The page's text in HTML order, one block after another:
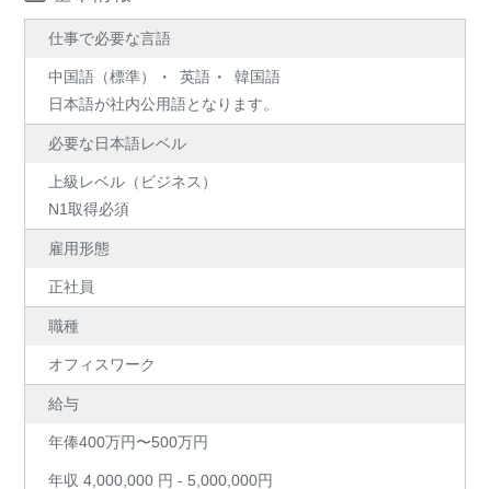
仕事で必要な言語
中国語（標準） 英語
韓国語
日本語が社内公用語となります。
必要な日本語レベル
上級レベル（ビジネス）
N1取得必須
雇用形態
正社員
職種
オフィスワーク
給与
年俸400万円〜500万円
年収 4,000,000 円 - 5,000,000円